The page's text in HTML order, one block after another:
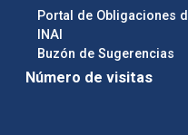
Portal de Obligaciones
INAI
Buzón de Sugerencias
Número de visitas